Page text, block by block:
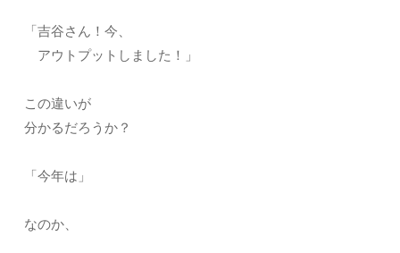
「吉谷さん！今、
アウトプットしました！」
この違いが
分かるだろうか？
「今年は」
なのか、